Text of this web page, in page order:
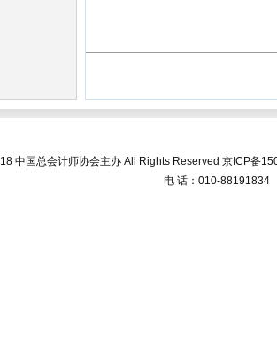
中国总会计师协会主办 All Rights Reserved京ICP备
电 话：010-88191834